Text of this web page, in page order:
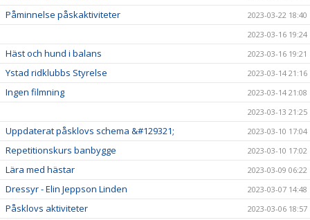
Påminnelse påskaktiviteter
2023-03-22 18:40
2023-03-16 19:24
Häst och hund i balans 2023-03-16 19:21
Ystad ridklubbs Styrelse 2023-03-14 21:16
Ingen filmning
2023-03-14 21:08
2023-03-13 21:25
Uppdaterat påsklovs schema &#129321; 2023-03-10 17:04
Repetitionskurs banbygge 2023-03-10 17:02
Lära med hästar 2023-03-09 06:22
Dressyr - Elin Jeppson Linden 2023-03-07 14:48
Påsklovs aktiviteter 2023-03-06 18:57